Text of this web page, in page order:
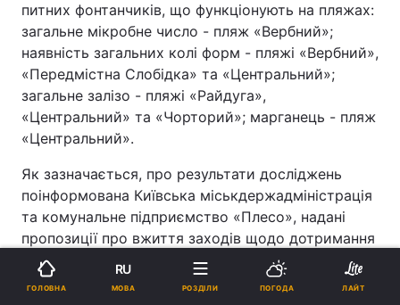
питних фонтанчиків, що функціонують на пляжах:
загальне мікробне число - пляж «Вербний»;
наявність загальних колі форм - пляжі «Вербний»,
«Передмістна Слобідка» та «Центральний»;
загальне залізо - пляжі «Райдуга»,
«Центральний» та «Чорторий»; марганець - пляж
«Центральний».
Як зазначається, про результати досліджень
поінформована Київська міськдержадміністрація
та комунальне підприємство «Плесо», надані
пропозиції про вжиття заходів щодо дотримання
санітарного законодавства.
ГОЛОВНА
RU
МОВА РОЗДІЛИ ПОГОДА ЛАЙТ